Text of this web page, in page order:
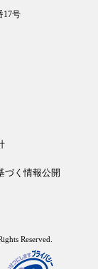
17号
づく情報公開
Reserved.